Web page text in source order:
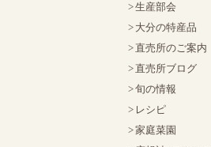
生産部会
大分の特産品
直売所のご案内
直売所ブログ
旬の情報
レシピ
家庭菜園